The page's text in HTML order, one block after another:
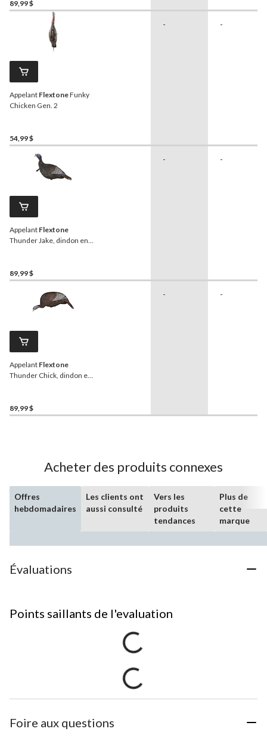
89,99 $
Appelant FlextoneFunky
Chicken Gen. 2
54,99 $
- -
Appelant Flextone
Thunder Jake, dindon en
89,99 $
- -
Appelant Flextone
Thunder Chick, dindon en
89,99 $
- -
Acheter des produits connexes
Offres
hebdomadaires
Les clients ont
aussi consulté
Vers les
produits
tendances
Plus de
cette
marque
Évaluations
Points saillants de l'evaluation
Foire aux questions